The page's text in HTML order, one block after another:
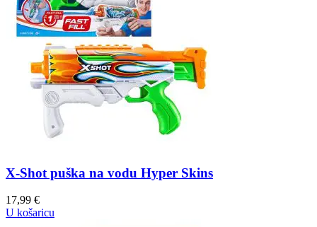
X-Shot puška na vodu Hyper Skins
17,99 €
U košaricu